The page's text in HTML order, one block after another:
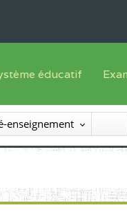
des
éducatif
de formation
d'étudesListe
enseignement